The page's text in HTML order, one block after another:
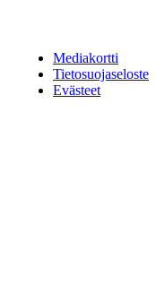
Mediakortti
Tietosuojaseloste
Evästeet